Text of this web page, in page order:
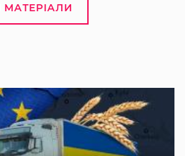
МАТЕРІАЛИ